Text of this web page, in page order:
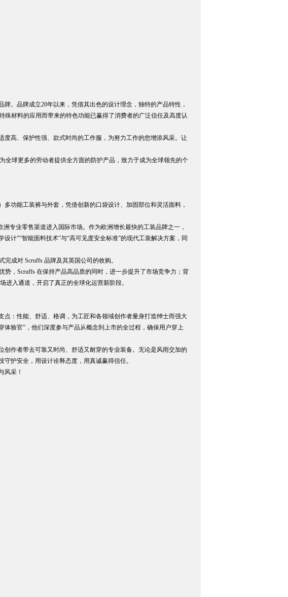
。品牌成立20年以来，凭借其出色的设计理念，独特的产品特性，
材料的应用而带来的特色功能已赢得了消费者的广泛信任及高度认
高、保护性强、款式时尚的工作服，为努力工作的您增添风采。让
全球更多的劳动者提供全方面的防护产品，致力于成为全球领先的个
功能工装裤与外套，凭借创新的口袋设计、加固部位和灵活面料，
专业零售渠道进入国际市场。作为欧洲增长最快的工装品牌之一，
计”“智能面料技术”与“高可见度安全标准”的现代工装解决方案，同
成对 Scruffs 品牌及其英国公司的收购。
，Scruffs 在保持产品高品质的同时，进一步提升了市场竞争力；背
进入通道，开启了真正的全球化运营新阶段。
：性能、舒适、格调，为工匠和各领域创作者量身打造绅士而强大
验官”，他们深度参与产品从概念到上市的全过程，确保用户穿上
作者带去可靠又时尚、舒适又耐穿的专业装备。无论是风雨交加的
护安全，用设计诠释态度，用真诚赢得信任。
风采！